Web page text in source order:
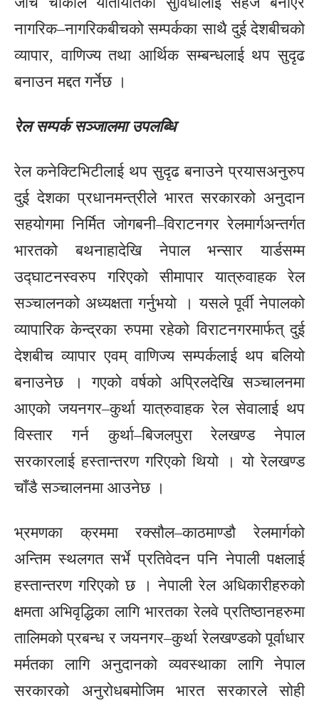
नागरिक–नागरिकबीचको सम्पर्कका साथै दुई देशबीचको
व्यापार, वाणिज्य तथा आर्थिक सम्बन्धलाई थप सुदृढ
बनाउन मद्दत गर्नेछ ।
रेल सम्पर्क सञ्जालमा उपलब्धि
रेल कनेक्टिभिटीलाई थप सुदृढ बनाउने प्रयासअनुरुप
दुई देशका प्रधानमन्त्रीले भारत सरकारको अनुदान
सहयोगमा निर्मित जोगबनी–विराटनगर रेलमार्गअन्तर्गत
भारतको बथनाहादेखि नेपाल भन्सार यार्डसम्म
उद्घाटनस्वरुप गरिएको सीमापार यात्रुवाहक रेल
सञ्चालनको अध्यक्षता गर्नुभयो । यसले पूर्वी नेपालको
व्यापारिक केन्द्रका रुपमा रहेको विराटनगरमार्फत् दुई
देशबीच व्यापार एवम् वाणिज्य सम्पर्कलाई थप बलियो
बनाउनेछ । गएको वर्षको अप्रिलदेखि सञ्चालनमा
आएको जयनगर–कुर्था यात्रुवाहक रेल सेवालाई थप
विस्तार गर्न कुर्था–बिजलपुरा रेलखण्ड नेपाल
सरकारलाई हस्तान्तरण गरिएको थियो । यो रेलखण्ड
चाँडै सञ्चालनमा आउनेछ ।
भ्रमणका क्रममा रक्सौल–काठमाण्डौ रेलमार्गको
अन्तिम स्थलगत सर्भे प्रतिवेदन पनि नेपाली पक्षलाई
हस्तान्तरण गरिएको छ । नेपाली रेल अधिकारीहरुको
क्षमता अभिवृद्धिका लागि भारतका रेलवे प्रतिष्ठानहरुमा
तालिमको प्रबन्ध र जयनगर–कुर्था रेलखण्डको पूर्वाधार
मर्मतका लागि अनुदानको व्यवस्थाका लागि नेपाल
सरकारको अनुरोधबमोजिम भारत सरकारले सोही